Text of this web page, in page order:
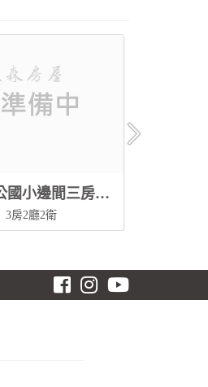
#淡水捷運鄧公國小邊間三房~洽北投三合街二段480號0228967788
3房2廳2衛